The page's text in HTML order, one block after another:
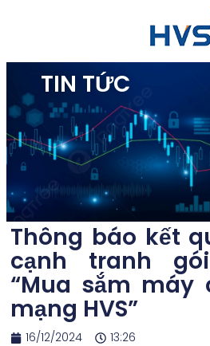
TIN TỨC
Thông báo kết
cạnh tranh
“Mua sắm máy
mạng HVS”
16/12/2024 13:26